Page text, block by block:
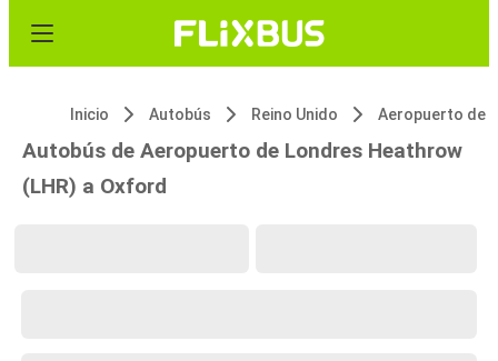
Inicio Autobús Reino Unido
Autobús de Aeropuerto de Londres Heathrow
(LHR) a Oxford